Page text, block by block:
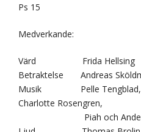
Ps 15
Medverkande:
Värd Frida Hellsing
Betraktelse Andreas
Musik Pelle Tengblad,
Charlotte Rosengren,
Piah och Anders